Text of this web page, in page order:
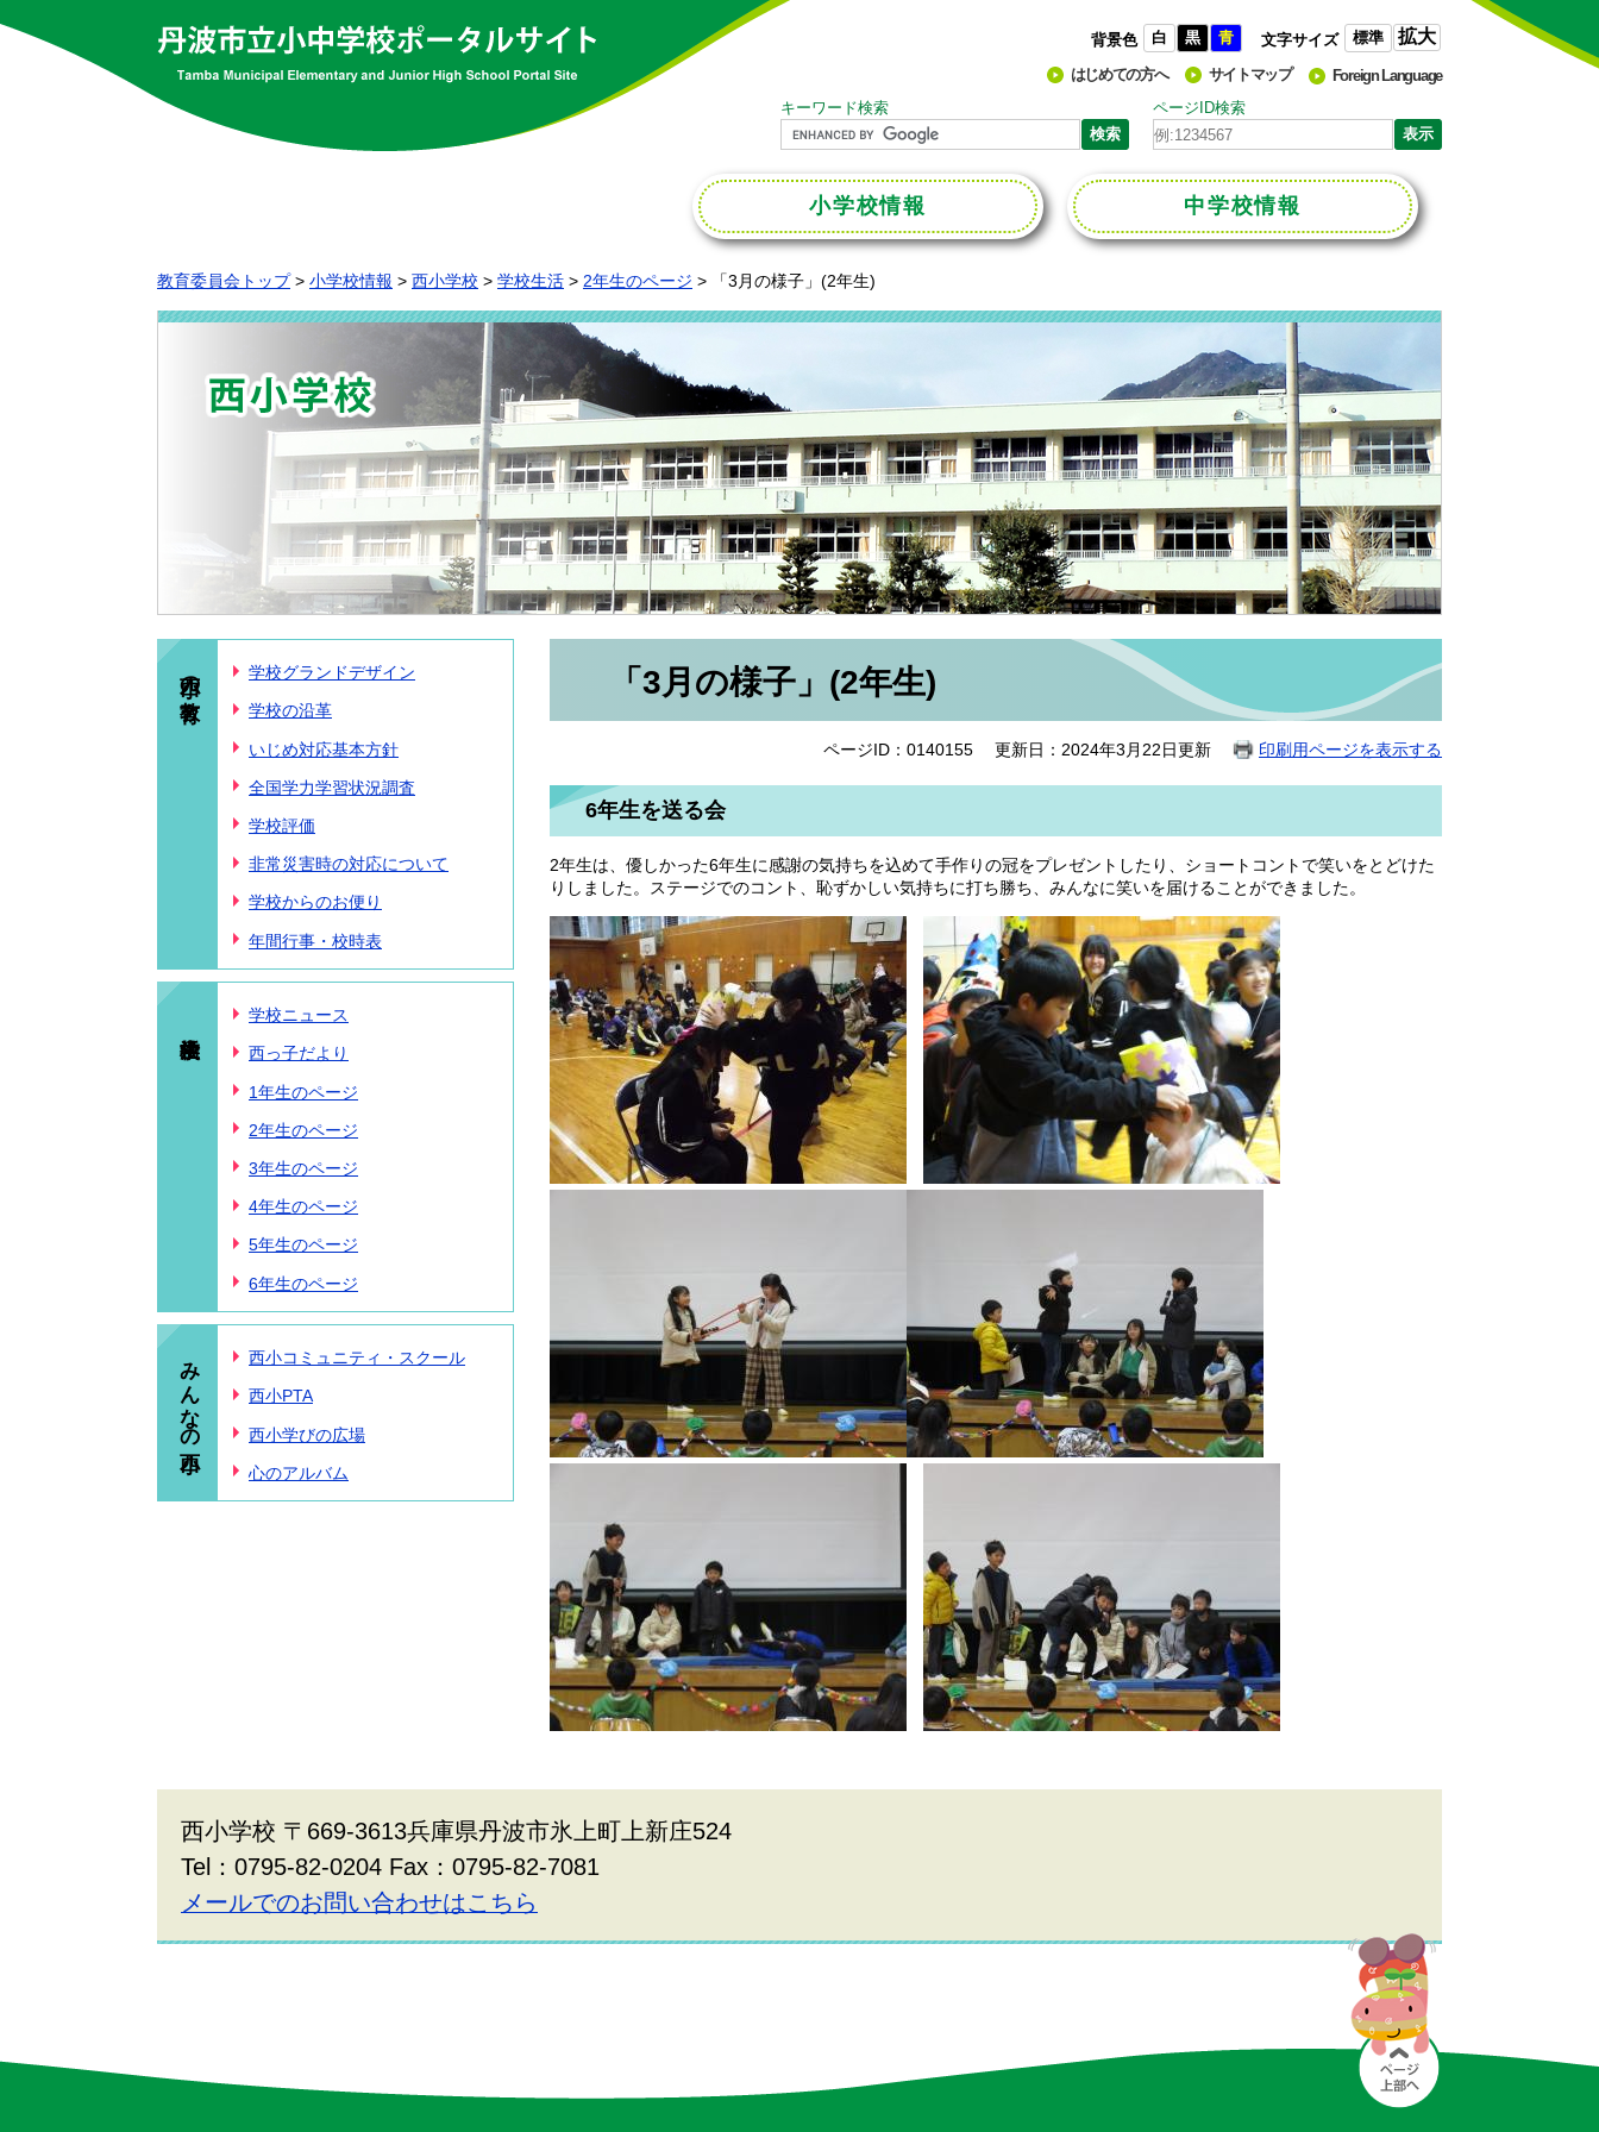
背景色 白 黒 青 文字サイズ 標準 拡大
はじめての方へ サイトマップ
Foreign Language
キーワード検索
ページID検索
小学校情報 中学校情報
教育委員会トップ > 小学校情報 > 西小学校 > 学校生活 > 2年生のページ > 「3月の様子」(2年生)
西小の教育 学校グランドデザイン
学校の沿革
いじめ対応基本方針
全国学力学習状況調査
学校評価
非常災害時の対応について
学校からのお便り
年間行事・校時表
学校ニュース
西っ子だより
1年生のページ
2年生のページ
3年生のページ
4年生のページ
5年生のページ
6年生のページ
みんなの西小 西小コミュニティ・スクール
西小PTA
西小学びの広場
心のアルバム
「3月の様子」(2年生)
ページID：0140155 更新日：2024年3月22日更新 印刷用ページを表示する
6年生を送る会
2年生は、優しかった6年生に感謝の気持ちを込めて手作りの冠をプレゼントしたり、ショートコントで笑いをとどけた
りしました。ステージでのコント、恥ずかしい気持ちに打ち勝ち、みんなに笑いを届けることができました。
西小学校 〒669-3613兵庫県丹波市氷上町上新庄524
Tel：0795-82-0204 Fax：0795-82-7081
メールでのお問い合わせはこちら